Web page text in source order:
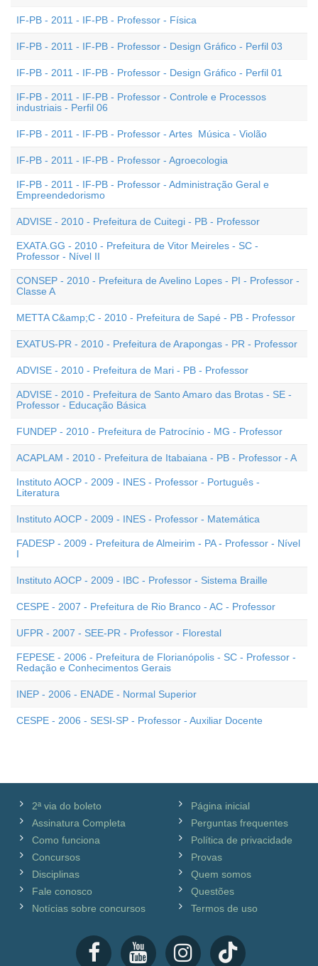
IF-PB - 2011 - IF-PB - Professor - Física
IF-PB - 2011 - IF-PB - Professor - Design Gráfico - Perfil 03
IF-PB - 2011 - IF-PB - Professor - Design Gráfico - Perfil 01
IF-PB - 2011 - IF-PB - Professor - Controle e Processos
industriais - Perfil 06
IF-PB - 2011 - IF-PB - Professor - Artes  Música - Violão
IF-PB - 2011 - IF-PB - Professor - Agroecologia
IF-PB - 2011 - IF-PB - Professor - Administração Geral e
Empreendedorismo
ADVISE - 2010 - Prefeitura de Cuitegi - PB - Professor
EXATA.GG - 2010 - Prefeitura de Vitor Meireles - SC -
Professor - Nível II
CONSEP - 2010 - Prefeitura de Avelino Lopes - PI - Professor -
Classe A
METTA C&amp;C - 2010 - Prefeitura de Sapé - PB - Professor
EXATUS-PR - 2010 - Prefeitura de Arapongas - PR - Professor
ADVISE - 2010 - Prefeitura de Mari - PB - Professor
ADVISE - 2010 - Prefeitura de Santo Amaro das Brotas - SE -
Professor - Educação Básica
FUNDEP - 2010 - Prefeitura de Patrocínio - MG - Professor
ACAPLAM - 2010 - Prefeitura de Itabaiana - PB - Professor - A
Instituto AOCP - 2009 - INES - Professor - Português -
Literatura
Instituto AOCP - 2009 - INES - Professor - Matemática
FADESP - 2009 - Prefeitura de Almeirim - PA - Professor - Nível
I
Instituto AOCP - 2009 - IBC - Professor - Sistema Braille
CESPE - 2007 - Prefeitura de Rio Branco - AC - Professor
UFPR - 2007 - SEE-PR - Professor - Florestal
FEPESE - 2006 - Prefeitura de Florianópolis - SC - Professor -
Redação e Conhecimentos Gerais
INEP - 2006 - ENADE - Normal Superior
CESPE - 2006 - SESI-SP - Professor - Auxiliar Docente
2ª via do boleto
Assinatura Completa
Como funciona
Concursos
Disciplinas
Fale conosco
Notícias sobre concursos
Página inicial
Perguntas frequentes
Política de privacidade
Provas
Quem somos
Questões
Termos de uso